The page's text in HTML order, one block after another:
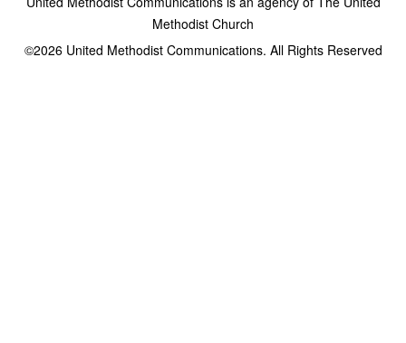
Methodist Church
©2026United Methodist Communications. All Rights Reserved